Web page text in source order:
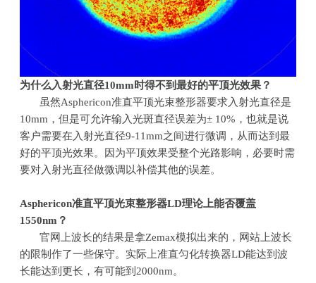
为什么入射光直径10mm时得不到最好的平顶光效果？
虽然Asphericon准直平顶光束整形器要求入射光直径是
10mm ，但是可允许输入光斑直径误差为± 10% ，也就是说
客户需要在入射光直径9-11mm之间进行微调，从而达到最
好的平顶光效果。因为平顶效果受整个光路影响，必要时需
要对入射光直径做微调以补偿其他的误差。
Asphericon准直平顶光束整形器LD理论上能否覆盖
1550nm ？
官网上波长的结果是拿Zemax模拟出来的，网站上波长
的限制作了一些保守。实际上准直匀化转换器LD能达到波
长能达到更长，有可能到 2000nm。